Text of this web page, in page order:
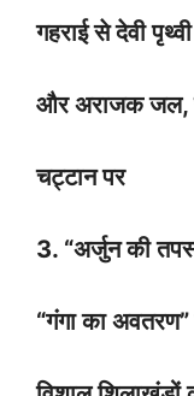
गहराई से देवी पृथ्वी
और अराजक जल,
चट्टान पर
3. “अर्जुन
“गंगा का अवतरण”